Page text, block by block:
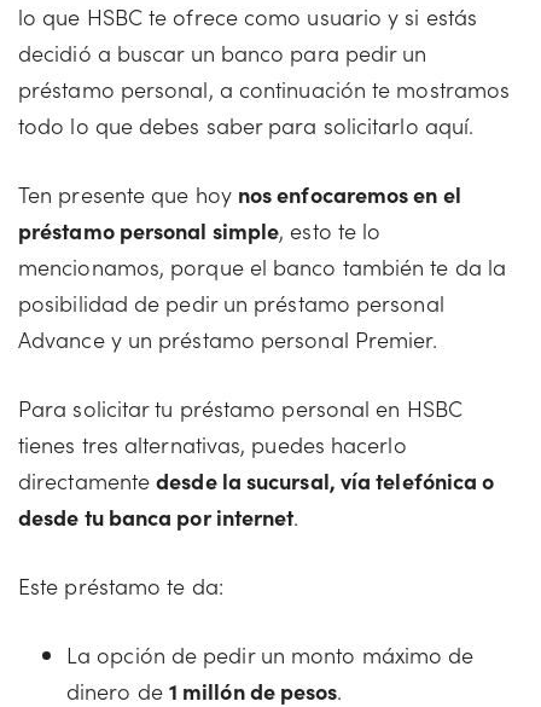
lo que HSBC te ofrece como usuario y si estás
decidió a buscar un banco para pedir un
préstamo personal, a continuación te mostramos
todo lo que debes saber para solicitarlo aquí.
Ten presente que hoy nos enfocaremos en el
préstamo personal simple, esto te lo
mencionamos, porque el banco también te da la
posibilidad de pedir un préstamo personal
Advance y un préstamo personal Premier.
Para solicitar tu préstamo personal en HSBC
tienes tres alternativas, puedes hacerlo
directamentedesde la sucursal, vía telefónica o
desde tu banca por internet.
Este préstamo te da:
La opción de pedir un monto máximo de
dinero de 1 millón de pesos.